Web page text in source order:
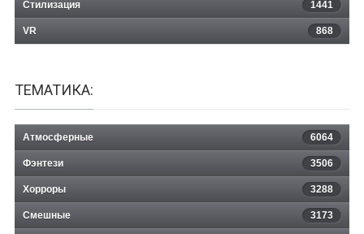
Стилизация 1441
VR 868
ТЕМАТИКА:
Атмосферные 6064
Фэнтези 3506
Хорроры 3288
Смешные 3173